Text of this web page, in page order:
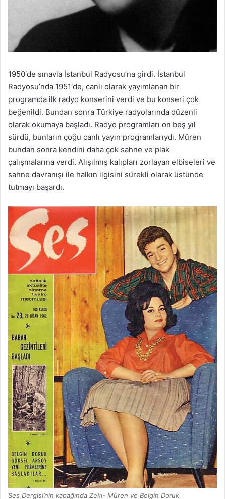
1950′de sınavla İstanbul Radyosu’na girdi. İstanbul
Radyosu’nda 1951′de, canlı olarak yayımlanan bir
programda ilk radyo konserini verdi ve bu konseri çok
beğenildi. Bundan sonra Türkiye radyolarında düzenli
olarak okumaya başladı. Radyo programları on beş yıl
sürdü, bunların çoğu canlı yayın programlarıydı. Müren
bundan sonra kendini daha çok sahne ve plak
çalışmalarına verdi. Alışılmış kalıpları zorlayan elbiseleri ve
sahne davranışı ile halkın ilgisini sürekli olarak üstünde
tutmayı başardı.
Ses Dergisi’nin kapağında Zeki- Müren ve Belgin Doruk